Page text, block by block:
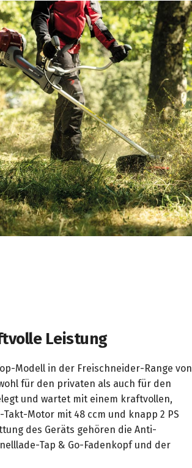
Leistung
Modell in der Freischneider-Range von
für den privaten als auch für den
und wartet mit einem kraftvollen,
Motor mit 48 ccm und knapp 2 PS
des Geräts gehören die Anti-
Tap & Go-Fadenkopf und der